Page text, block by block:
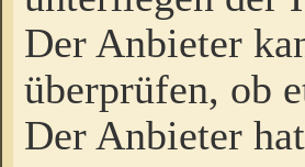
Der Anbieter
überprüfen, ob
Der Anbieter